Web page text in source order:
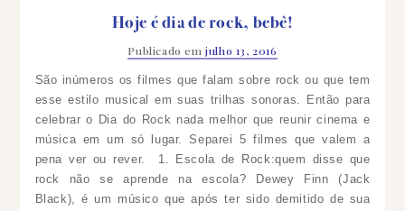
Hoje é dia de rock, bebê!
Publicado emjulho 13, 2016
São inúmeros os filmes que falam sobre rock ou que tem
esse estilo musical em suas trilhas sonoras. Então para
celebrar o Dia do Rock nada melhor que reunir cinema e
música em um só lugar. Separei 5 filmes que valem a
pena ver ou rever. 1. Escola de Rock:quem disse que
rock não se aprende na escola? Dewey Finn (Jack
Black), é um músico que após ter sido demitido de sua